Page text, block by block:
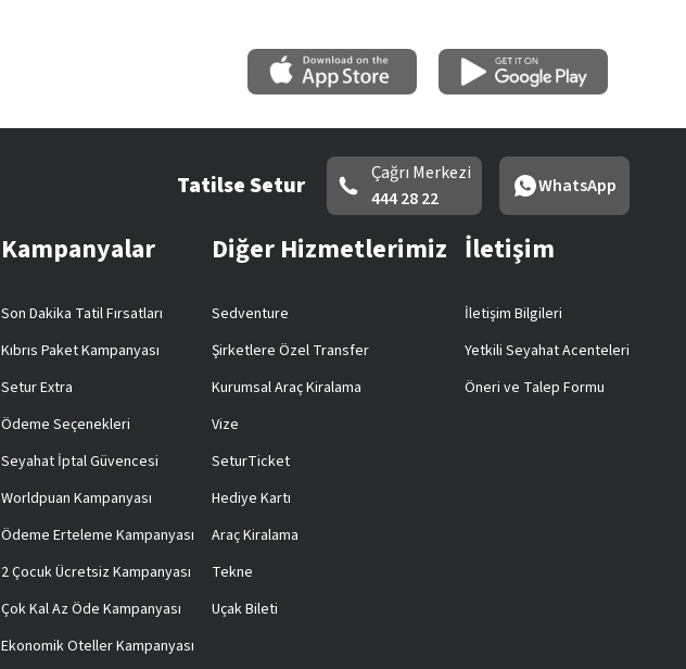
Tatilse Setur
Çağrı Merkezi
444 28 22
WhatsApp
Kampanyalar
Son Dakika Tatil Fırsatları
Kıbrıs Paket Kampanyası
Setur Extra
Ödeme Seçenekleri
Seyahat İptal Güvencesi
Worldpuan Kampanyası
Ödeme Erteleme Kampanyası
2 Çocuk Ücretsiz Kampanyası
Çok Kal Az Öde Kampanyası
Ekonomik Oteller Kampanyası
Diğer Hizmetlerimiz
Sedventure
Şirketlere Özel Transfer
Kurumsal Araç Kiralama
Vize
SeturTicket
Hediye Kartı
Araç Kiralama
Tekne
Uçak Bileti
İletişim
İletişim Bilgileri
Yetkili Seyahat Acenteleri
Öneri ve Talep Formu